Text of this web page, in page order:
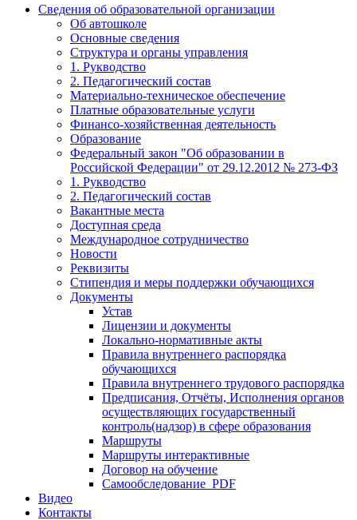
Сведения об образовательной организации
Об автошколе
Основные сведения
Структура и органы управления
1. Рукводство
2. Педагогический состав
Материально-техническое обеспечение
Платные образовательные услуги
Финансо-хозяйственная деятельность
Образование
Федеральный закон "Об образовании в
Российской Федерации" от 29.12.2012 № 273-ФЗ
1. Рукводство
2. Педагогический состав
Вакантные места
Доступная среда
Международное сотрудничество
Новости
Реквизиты
Стипендия и меры поддержки обучающихся
Документы
Устав
Лицензии и документы
Локально-нормативные акты
Правила внутреннего распорядка
обучающихся
Правила внутреннего трудового распорядка
Предписания, Отчёты, Исполнения органов
осуществляющих государственный
контроль(надзор) в сфере образования
Маршруты
Маршруты интерактивные
Договор на обучение
Самообследование_PDF
Видео
Контакты